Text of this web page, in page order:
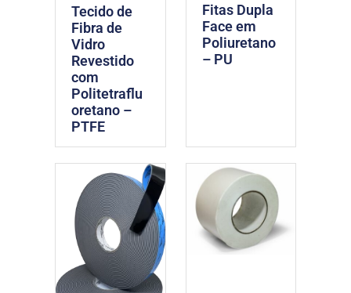
Tecido de
Fibra de
Vidro
Revestido
com
Politetraflu
oretano –
PTFE
Fitas Dupla
Face em
Poliuretano
– PU